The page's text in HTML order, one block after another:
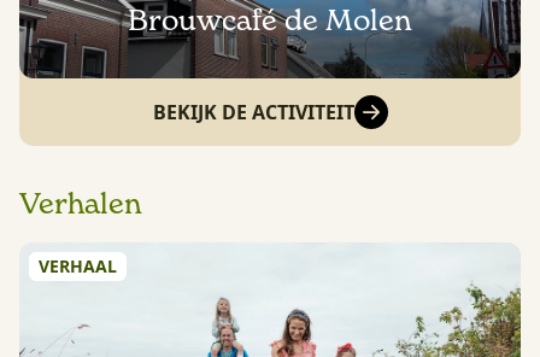
Brouwcafé de Molen
BEKIJK DE ACTIVITEIT
Verhalen
VERHAAL